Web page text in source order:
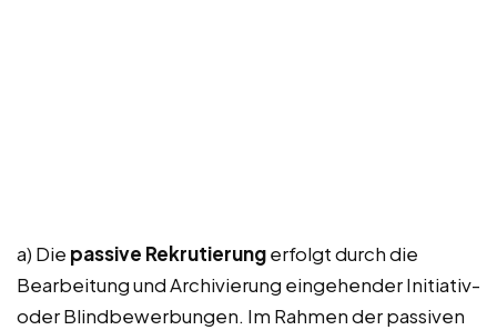
a) Die passive Rekrutierungerfolgt durch die
Bearbeitung und Archivierung eingehender Initiativ-
oder Blindbewerbungen. Im Rahmen der passiven